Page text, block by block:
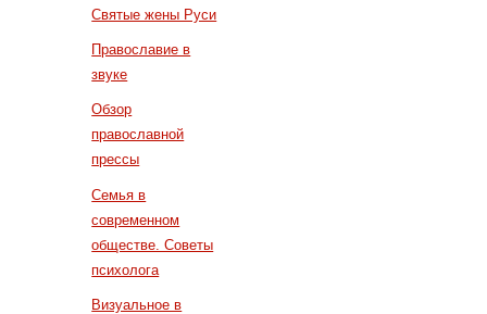
Святые жены Руси
Православие в
звуке
Обзор
православной
прессы
Семья в
современном
обществе. Советы
психолога
Визуальное в